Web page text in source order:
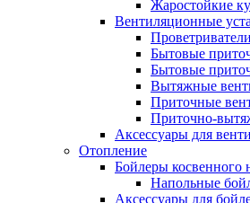
Жаростойкие
Вентиляционные
Проветриватели
Бытовые
Бытовые
Вытяжные
Приточные
Приточно-
Аксессуары для
Отопление
Бойлеры косвенного
Напольные
Аксессуары для